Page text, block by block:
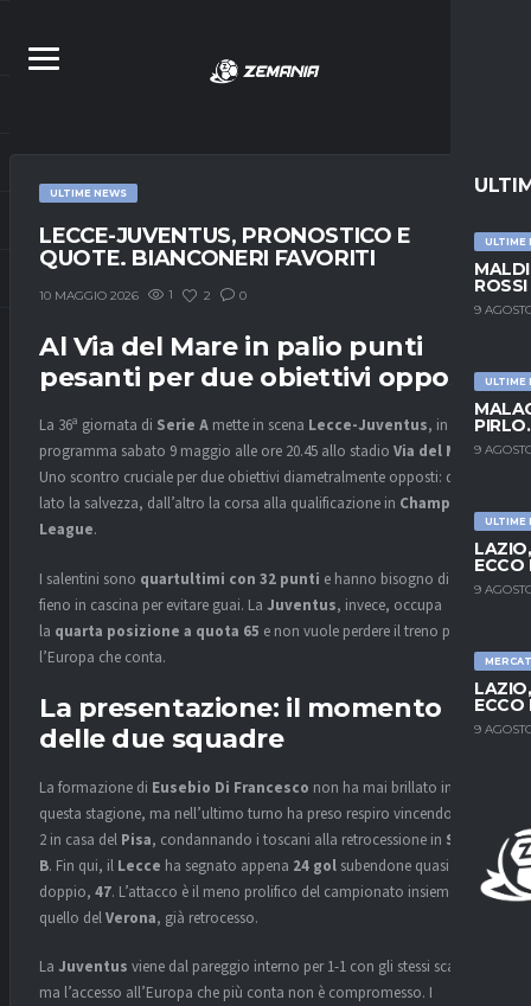
ULTIME
9
ULTIME
9
ULTIME
ECCO
9
ECCO
9
ULTIME NEWS
LECCE-JUVENTUS, PRONOSTICO E
QUOTE. BIANCONERI FAVORITI
10 MAGGIO 2026 1 2 0
Al Via del Mare in palio punti
pesanti per due obiettivi opposti
La 36ª giornata di Serie A mette in scena Lecce-Juventus, in
programma sabato 9 maggio alle ore 20.45 allo stadio Via del Mare
Uno scontro cruciale per due obiettivi diametralmente opposti: da un
lato la salvezza, dall’altro la corsa alla qualificazione in Champions
League.
I salentini sono quartultimi con 32 punti e hanno bisogno di fare
fieno in cascina per evitare guai. La Juventus, invece, occupa
la quarta posizione a quota 65 e non vuole perdere il treno per
l’Europa che conta.
La presentazione: il momento
delle due squadre
La formazione di Eusebio Di Francesco non ha mai brillato in
questa stagione, ma nell’ultimo turno ha preso respiro vincendo per 1-
2 in casa del Pisa, condannando i toscani alla retrocessione in Serie
B. Fin qui, il Lecce ha segnato appena 24 gol subendone quasi il
doppio, 47. L’attacco è il meno prolifico del campionato insieme a
quello delVerona, già retrocesso.
La Juventus viene dal pareggio interno per 1-1 con gli stessi scaligeri,
ma l’accesso all’Europa che più conta non è compromesso. I